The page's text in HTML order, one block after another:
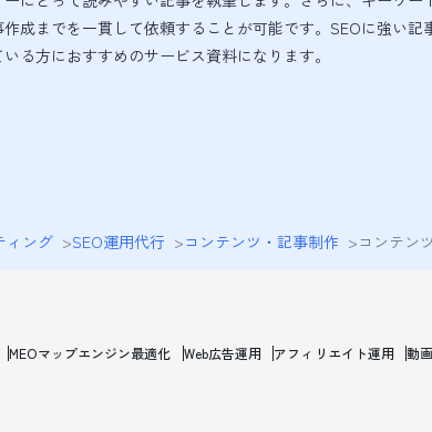
成までを一貫して依頼することが可能です。SEOに強い記
る方におすすめのサービス資料になります。
ィング >SEO運用代行 >コンテンツ・記事制作 > コンテン
MEOマップエンジン最適化 Web広告運用 アフィリエイト運用 動